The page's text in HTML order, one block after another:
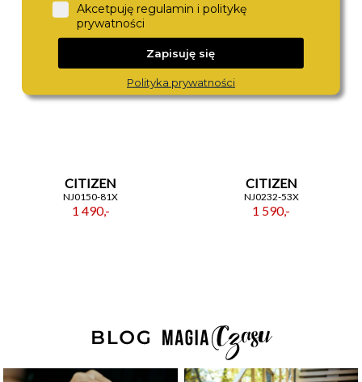
CITIZEN
NJ0150-81X
1 490,-
CITIZEN
NJ0232-53X
1 590,-
Akcetpuję regulamin i politykę
prywatności
Zapisuję się
Polityka prywatności